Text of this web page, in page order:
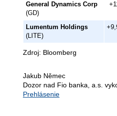
General Dynamics Corp
(GD)
Lumentum Holdings
(LITE)
Zdroj: Bloomberg
Jakub Němec
Dozor nad Fio banka, a.s.
Prehlásenie